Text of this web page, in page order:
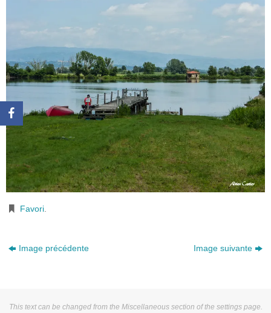
Favori
Image précédente Image suivante
This text can be changed from the Miscellaneous section of the settings page.